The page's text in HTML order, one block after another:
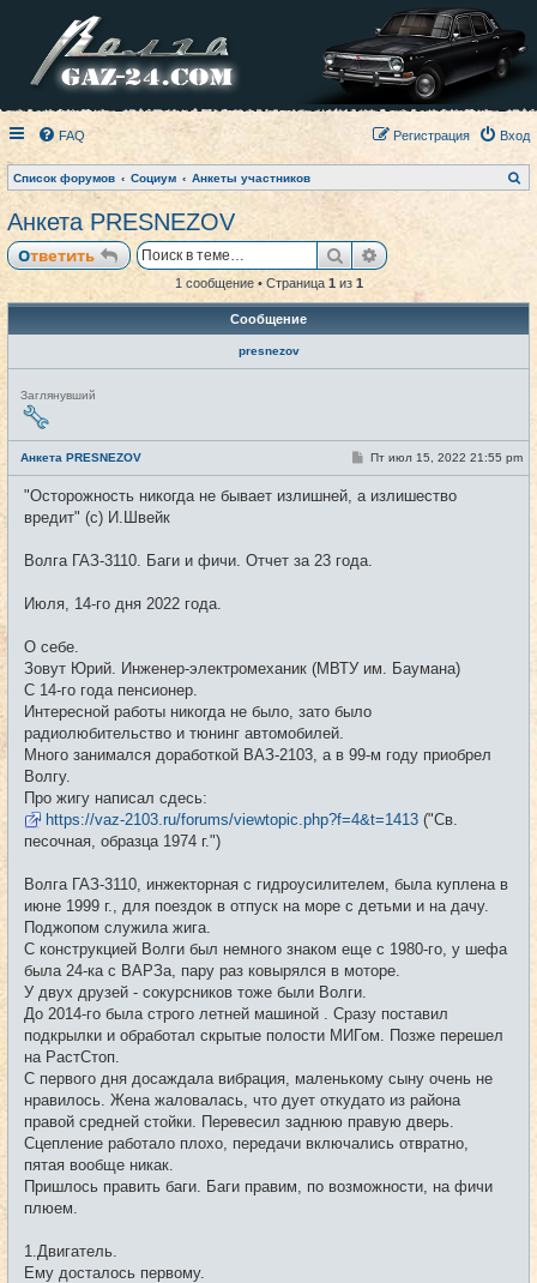
FAQ Вход
Регистрация
Список форумов Социум Анкеты участников
о
Анкета PRESNEZOV
Ответить ПоискРасширенный
1 сообщение • Страница 1из 1
Сообщение
presnezov
Н
е
в
т
и
Заглянувший
Анкета PRESNEZOV #1
С
б
и
Пт июл 15, 2022 21:55 pm
"Осторожность никогда не бывает излишней, а излишество
вредит" (c) И.Швейк
Волга ГАЗ-3110. Баги и фичи. Отчет за 23 года.
Июля, 14-го дня 2022 года.
О себе.
Зовут Юрий. Инженер-электромеханик (МВТУ им. Баумана)
С 14-го года пенсионер.
Интересной работы никогда не было, зато было
радиолюбительство и тюнинг автомобилей.
Много занимался доработкой ВАЗ-2103, а в 99-м году приобрел
Волгу.
Про жигу написал сдесь:
https://vaz-2103.ru/forums/viewtopic.php?f=4&t=1413 ("Св.
песочная, образца 1974 г.")
Волга ГАЗ-3110, инжекторная с гидроусилителем, была куплена в
июне 1999 г., для поездок в отпуск на море с детьми и на дачу.
Поджопом служила жига.
С конструкцией Волги был немного знаком еще с 1980-го, у шефа
была 24-ка с ВАРЗа, пару раз ковырялся в моторе.
У двух друзей - сокурсников тоже были Волги.
До 2014-го была строго летней машиной . Сразу поставил
подкрылки и обработал скрытые полости МИГом. Позже перешел
на РастСтоп.
С первого дня досаждала вибрация, маленькому сыну очень не
нравилось. Жена жаловалась, что дует откудато из района
правой средней стойки. Перевесил заднюю правую дверь.
Сцепление работало плохо, передачи включались отвратно,
пятая вообще никак.
Пришлось править баги. Баги правим, по возможности, на фичи
плюем.
1.Двигатель.
Ему досталось первому.